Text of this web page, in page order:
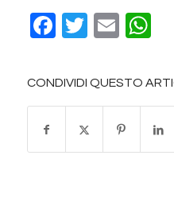
Facebook
Twitter
Email
CONDIVIDI QUESTO